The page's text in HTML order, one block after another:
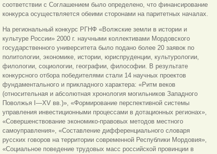
соответствии с Соглашением было определено, что финансирование
конкурса осуществляется обеими сторонами на паритетных началах.
На региональный конкурс РГНФ «Волжские земли в истории и
культуре России» 2000 г. научными коллективами Мордовского
государственного университета было подано более 20 заявок по
политологии, экономике, истории, юриспруденции, культурологии,
филологии, социологии, географии, философии. В результате
конкурсного отбора победителями стали 14 научных проектов
фундаментального и прикладного характера: «Ритм веков
(относительная и абсолютная хронология могильников Западного
Поволжья I—XV вв.)», «Формирование перспективной системы
управления инвестиционными процессами в дотационных регионах»,
«Совершенствование экономико-правовых методов местного
самоуправления», «Составление дифференциального словаря
русских говоров на территории современной Республики Мордовия»,
«Социальное поведение трудовых масс российской провинции в